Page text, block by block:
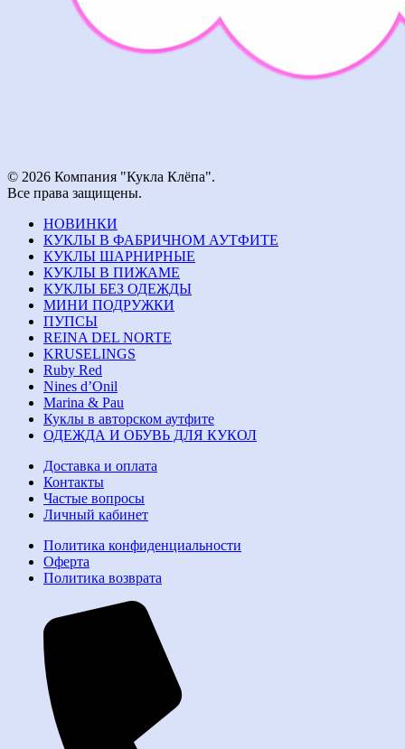
© 2026 Компания "Кукла Клёпа".
Все права защищены.
НОВИНКИ
КУКЛЫ В ФАБРИЧНОМ АУТФИТЕ
КУКЛЫ ШАРНИРНЫЕ
КУКЛЫ В ПИЖАМЕ
КУКЛЫ БЕЗ ОДЕЖДЫ
МИНИ ПОДРУЖКИ
ПУПСЫ
REINA DEL NORTE
KRUSELINGS
Ruby Red
Nines d’Onil
Marina & Pau
Куклы в авторском аутфите
ОДЕЖДА И ОБУВЬ ДЛЯ КУКОЛ
Доставка и оплата
Контакты
Частые вопросы
Личный кабинет
Политика конфиденциальности
Оферта
Политика возврата